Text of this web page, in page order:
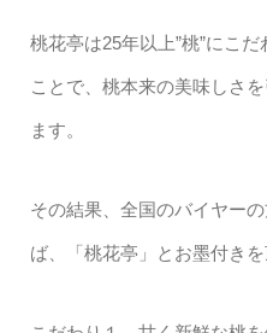
桃花亭は25年以上”桃”にこ
ことで、桃本来の美味しさ
ます。
その結果、全国のバイヤー
ば、「桃花亭」とお墨付きを